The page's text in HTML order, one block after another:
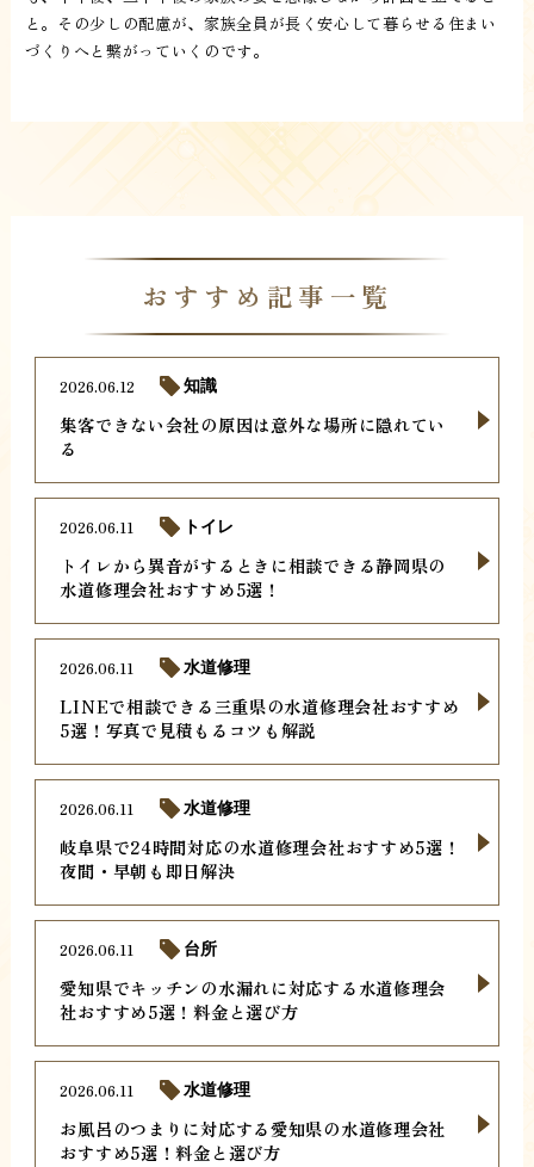
と。その少しの配慮が、家族全員が長く安心して暮らせる住まい
づくりへと繋がっていくのです。
おすすめ記事一覧
集客できない会社の原因は意外な場所に隠れてい
る
2026.06.12 知識
トイレから異音がするときに相談できる静岡県の
水道修理会社おすすめ5選！
2026.06.11 トイレ
LINEで相談できる三重県の水道修理会社おすすめ
5選！写真で見積もるコツも解説
2026.06.11 水道修理
岐阜県で24時間対応の水道修理会社おすすめ5選！
夜間・早朝も即日解決
2026.06.11 水道修理
愛知県でキッチンの水漏れに対応する水道修理会
社おすすめ5選！料金と選び方
2026.06.11 台所
お風呂のつまりに対応する愛知県の水道修理会社
おすすめ5選！料金と選び方
2026.06.11 水道修理